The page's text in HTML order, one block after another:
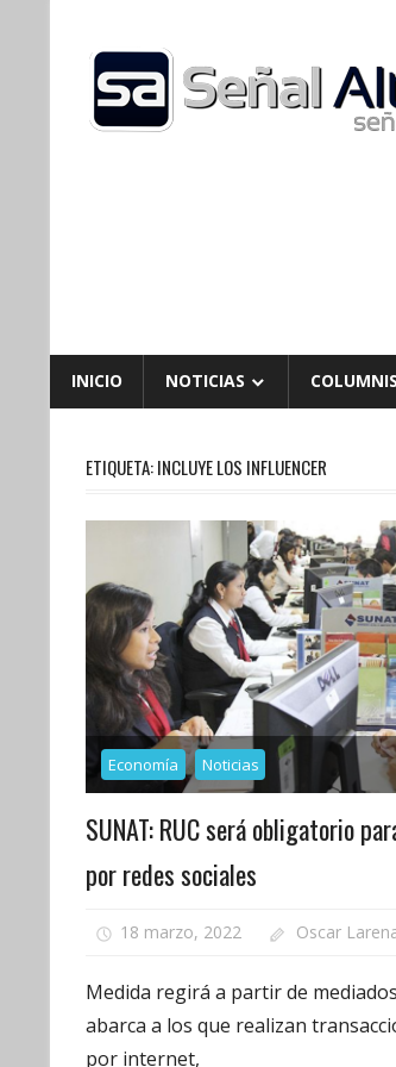
content
INICIO NOTICIAS
ETIQUETA:INCLUYE LOS INFLUENCER
Economía Noticias
SUNAT: RUC será obligatorio
por redes sociales
18 marzo, 2022 Oscar
Medida regirá a partir de
abarca a los que realizan
por internet,